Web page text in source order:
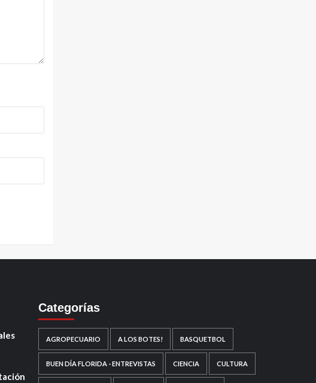
Categorías
AGROPECUARIO A LOS BOTES! BASQUETBOL
BUEN DÍA FLORIDA - ENTREVISTAS CIENCIA CULTURA